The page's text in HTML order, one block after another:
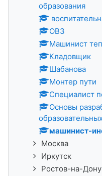
образования
ОВЗ
Машинист
Кладовщик
Шабанова
Монтер пути
Специалист
Основы
машинист-
Москва
Иркутск
Ростов-на-Дону